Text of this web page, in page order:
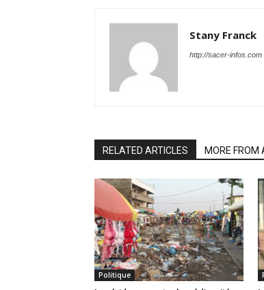
Stany Franck
http://sacer-infos.com
RELATED ARTICLES MORE FROM
Politique